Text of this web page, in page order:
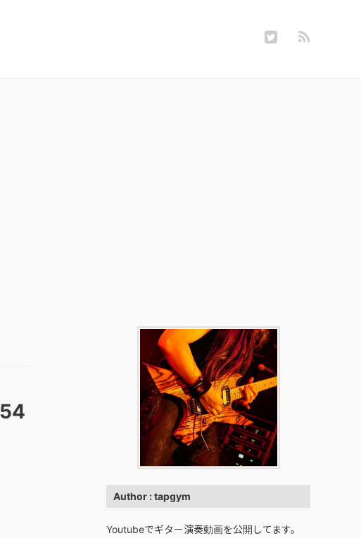
Author : tapgym
Youtubeでギター演奏動画を公開してます。